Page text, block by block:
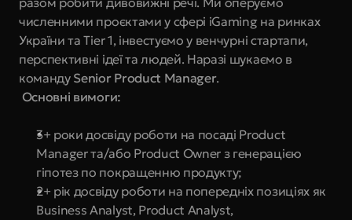
King Interns
Legal
404
Book a call
численними проєктами у сфері iGaming на ринках
України та Tier 1, інвестуємо у венчурні стартапи,
перспективні ідеї та людей. Наразі шукаємо в
команду Senior Product Manager.
Основні вимоги:
3+ роки досвіду роботи на посаді Product
Manager та/або Product Owner з генерацією
гіпотез по покращенню продукту;
2+ рік досвіду роботи на попередніх позиціях як
Business Analyst, Product Analyst,